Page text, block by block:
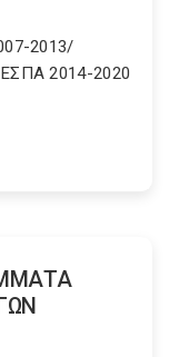
2013/
2014-2020